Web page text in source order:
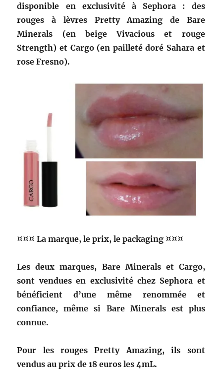
disponible en exclusivité à Sephora : des
rouges à lèvres Pretty Amazing de Bare
Minerals (en beige Vivacious et rouge
Strength) et Cargo (en pailleté doré Sahara et
rose Fresno).
¤¤¤ La marque, le prix, le packaging ¤¤¤
Les deux marques, Bare Minerals et Cargo,
sont vendues en exclusivité chez Sephora et
bénéficient d’une même renommée et
confiance, même si Bare Minerals est plus
connue.
Pour les rouges Pretty Amazing, ils sont
vendus au prix de 18 euros les 4mL.